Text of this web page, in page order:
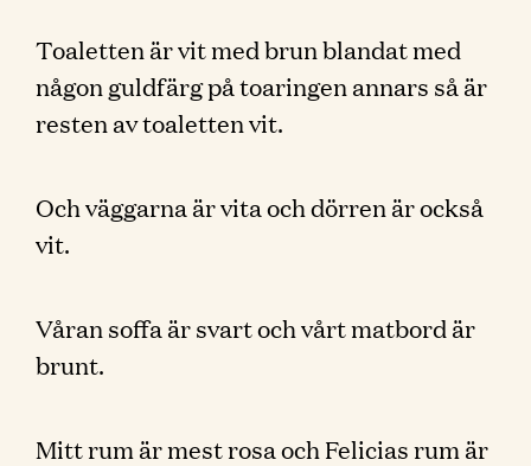
Toaletten är vit med brun blandat med
någon guldfärg på toaringen annars så är
resten av toaletten vit.
Och väggarna är vita och dörren är också
vit.
Våran soffa är svart och vårt matbord är
brunt.
Mitt rum är mest rosa och Felicias rum är